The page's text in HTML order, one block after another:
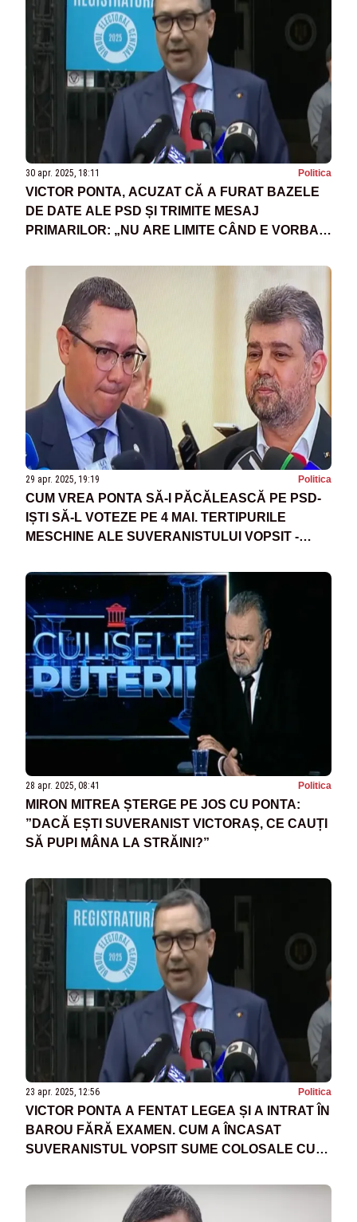
30 apr. 2025, 18:11 Politica
VICTOR PONTA, ACUZAT CĂ A FURAT BAZELE
DE DATE ALE PSD ȘI TRIMITE MESAJ
PRIMARILOR: „NU ARE LIMITE CÂND E VORBA
29 apr. 2025, 19:19 Politica
CUM VREA PONTA SĂ-I PĂCĂLEASCĂ PE PSD-
IȘTI SĂ-L VOTEZE PE 4 MAI. TERTIPURILE
MESCHINE ALE SUVERANISTULUI VOPSIT -
28 apr. 2025, 08:41 Politica
MIRON MITREA ȘTERGE PE JOS CU PONTA:
”DACĂ EȘTI SUVERANIST VICTORAȘ, CE CAUȚI
SĂ PUPI MÂNA LA STRĂINI?”
23 apr. 2025, 12:56 Politica
VICTOR PONTA A FENTAT LEGEA ȘI A INTRAT ÎN
BAROU FĂRĂ EXAMEN. CUM A ÎNCASAT
SUVERANISTUL VOPSIT SUME COLOSALE CU